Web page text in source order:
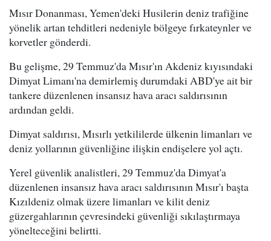
Mısır Donanması, Yemen'deki Husilerin deniz trafiğine
yönelik artan tehditleri nedeniyle bölgeye fırkateynler ve
korvetler gönderdi.
Bu gelişme, 29 Temmuz'da Mısır'ın Akdeniz kıyısındaki
Dimyat Limanı'na demirlemiş durumdaki ABD'ye ait bir
tankere düzenlenen insansız hava aracı saldırısının
ardından geldi.
Dimyat saldırısı, Mısırlı yetkililerde ülkenin limanları ve
deniz yollarının güvenliğine ilişkin endişelere yol açtı.
Yerel güvenlik analistleri, 29 Temmuz'da Dimyat'a
düzenlenen insansız hava aracı saldırısının Mısır'ı başta
Kızıldeniz olmak üzere limanları ve kilit deniz
güzergahlarının çevresindeki güvenliği sıkılaştırmaya
yönelteceğini belirtti.